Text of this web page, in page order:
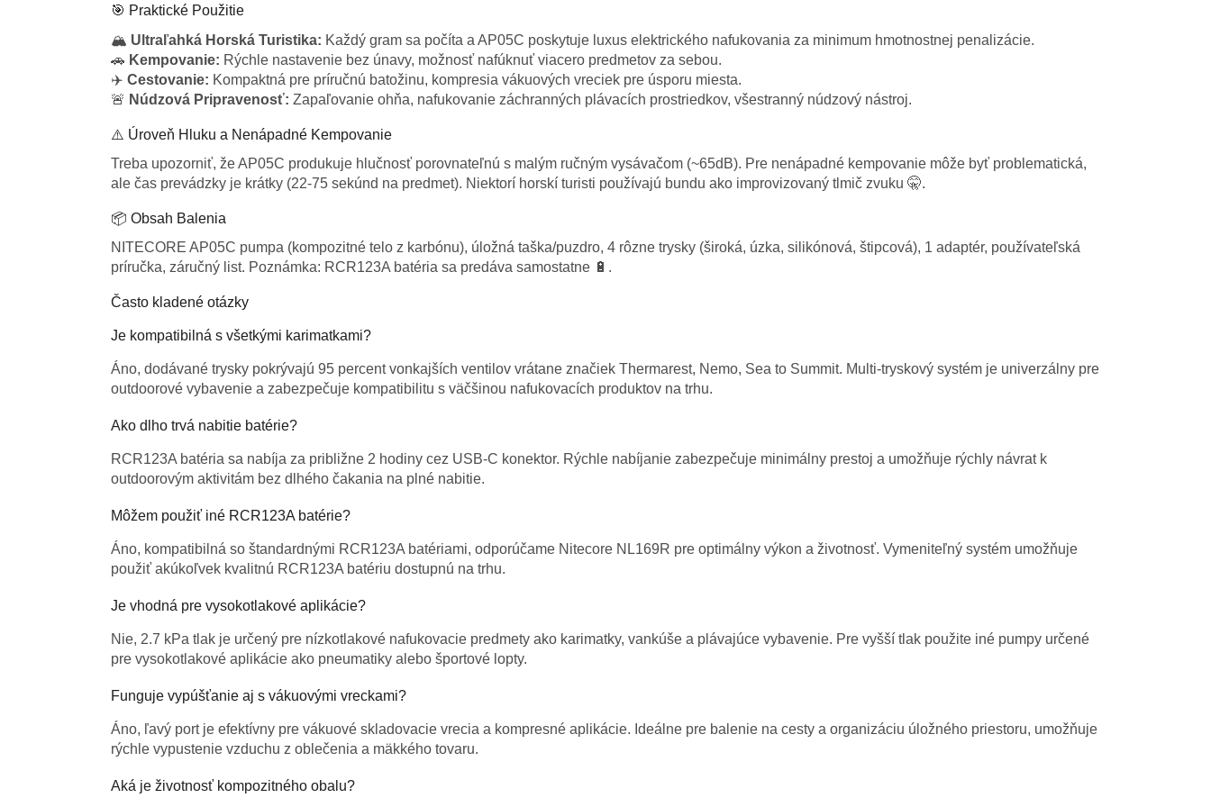
🎯 Praktické Použitie
🏔️ Ultraľahká Horská Turistika: Každý gram sa počíta a AP05C poskytuje luxus elektrického nafukovania za minimum hmotnostnej penalizácie.
🚗 Kempovanie: Rýchle nastavenie bez únavy, možnosť nafúknuť viacero predmetov za sebou.
✈️ Cestovanie: Kompaktná pre príručnú batožinu, kompresia vákuových vreciek pre úsporu miesta.
🚨 Núdzová Pripravenosť: Zapaľovanie ohňa, nafukovanie záchranných plávacích prostriedkov, všestranný núdzový nástroj.
⚠️ Úroveň Hluku a Nenápadné Kempovanie
Treba upozorniť, že AP05C produkuje hlučnosť porovnateľnú s malým ručným vysávačom (~65dB). Pre nenápadné kempovanie môže byť problematická,
ale čas prevádzky je krátky (22-75 sekúnd na predmet). Niektorí horskí turisti používajú bundu ako improvizovaný tlmič zvuku 🤫.
📦 Obsah Balenia
NITECORE AP05C pumpa (kompozitné telo z karbónu), úložná taška/puzdro, 4 rôzne trysky (široká, úzka, silikónová, štipcová), 1 adaptér, používateľská
príručka, záručný list. Poznámka: RCR123A batéria sa predáva samostatne 🔋.
Často kladené otázky
Je kompatibilná s všetkými karimatkami?
Áno, dodávané trysky pokrývajú 95 percent vonkajších ventilov vrátane značiek Thermarest, Nemo, Sea to Summit. Multi-tryskový systém je univerzálny pre
outdoorové vybavenie a zabezpečuje kompatibilitu s väčšinou nafukovacích produktov na trhu.
Ako dlho trvá nabitie batérie?
RCR123A batéria sa nabíja za približne 2 hodiny cez USB-C konektor. Rýchle nabíjanie zabezpečuje minimálny prestoj a umožňuje rýchly návrat k
outdoorovým aktivitám bez dlhého čakania na plné nabitie.
Môžem použiť iné RCR123A batérie?
Áno, kompatibilná so štandardnými RCR123A batériami, odporúčame Nitecore NL169R pre optimálny výkon a životnosť. Vymeniteľný systém umožňuje
použiť akúkoľvek kvalitnú RCR123A batériu dostupnú na trhu.
Je vhodná pre vysokotlakové aplikácie?
Nie, 2.7 kPa tlak je určený pre nízkotlakové nafukovacie predmety ako karimatky, vankúše a plávajúce vybavenie. Pre vyšší tlak použite iné pumpy určené
pre vysokotlakové aplikácie ako pneumatiky alebo športové lopty.
Funguje vypúšťanie aj s vákuovými vreckami?
Áno, ľavý port je efektívny pre vákuové skladovacie vrecia a kompresné aplikácie. Ideálne pre balenie na cesty a organizáciu úložného priestoru, umožňuje
rýchle vypustenie vzduchu z oblečenia a mäkkého tovaru.
Aká je životnosť kompozitného obalu?